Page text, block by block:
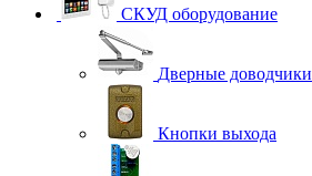
СКУД оборудование
Дверные доводчики
Кнопки выхода